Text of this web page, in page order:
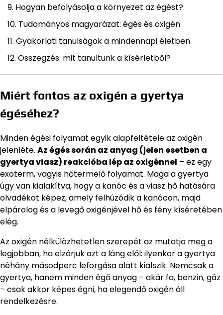
Hogyan befolyásolja a környezet az égést?
Tudományos magyarázat: égés és oxigén
Gyakorlati tanulságok a mindennapi életben
Összegzés: mit tanultunk a kísérletből?
Miért fontos az oxigén a gyertya
égéséhez?
Minden égési folyamat egyik alapfeltétele az oxigén
jelenléte. Az égés során az anyag (jelen esetben a
gyertya viasz) reakcióba lép az oxigénnel – ez egy
exoterm, vagyis hőtermelő folyamat. Maga a gyertya
úgy van kialakítva, hogy a kanóc és a viasz hő hatására
olvadékot képez, amely felhúzódik a kanócon, majd
elpárolog és a levegő oxigénjével hő és fény kíséretében
elég.
Az oxigén nélkülözhetetlen szerepét az mutatja meg a
legjobban, ha elzárjuk azt a láng elől: ilyenkor a gyertya
néhány másodperc leforgása alatt kialszik. Nemcsak a
gyertya, hanem minden égő anyag – akár fa, benzin, gáz
– csak akkor képes égni, ha elegendő oxigén áll
rendelkezésre.